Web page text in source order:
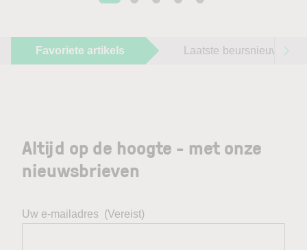
Favoriete artikels Laatste beursnieuws
Altijd op de hoogte - met onze
nieuwsbrieven
Uw e-mailadres (Vereist)